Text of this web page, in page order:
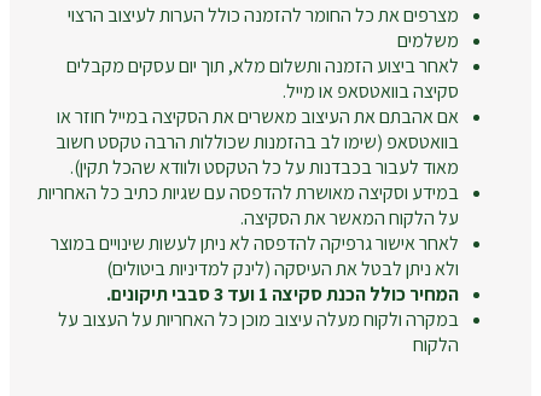
מצרפים את כל החומר להזמנה כולל הערות לעיצוב הרצוי
משלמים
לאחר ביצוע הזמנה ותשלום מלא, תוך יום עסקים מקבלים
סקיצה בוואטסאפ או מייל.
אם אהבתם את העיצוב מאשרים את הסקיצה במייל חוזר או
בוואטסאפ (שימו לב בהזמנות שכוללות הרבה טקסט חשוב
מאוד לעבור בכבדנות על כל הטקסט ולוודא שהכל תקין).
במידע וסקיצה מאושרת להדפסה עם שגיות כתיב כל האחריות
על הלקוח המאשר את הסקיצה.
לאחר אישור גרפיקה להדפסה לא ניתן לעשות שינויים במוצר
ולא ניתן לבטל את העיסקה (לינק למדיניות ביטולים)
המחיר כולל הכנת סקיצה 1 ועד 3 סבבי תיקונים.
במקרה ולקוח מעלה עיצוב מוכן כל האחריות על העצוב על
הלקוח